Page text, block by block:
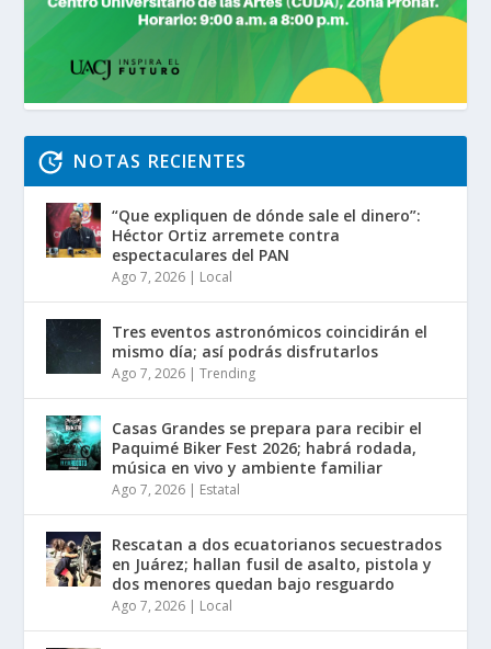
NOTAS RECIENTES
“Que expliquen de dónde sale el dinero”:
Héctor Ortiz arremete contra
espectaculares del PAN
Ago 7, 2026 | Local
Tres eventos astronómicos coincidirán el
mismo día; así podrás disfrutarlos
Ago 7, 2026 |Trending
Casas Grandes se prepara para recibir el
Paquimé Biker Fest 2026; habrá rodada,
música en vivo y ambiente familiar
Ago 7, 2026 | Estatal
Rescatan a dos ecuatorianos secuestrados
en Juárez; hallan fusil de asalto, pistola y
dos menores quedan bajo resguardo
Ago 7, 2026 | Local